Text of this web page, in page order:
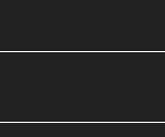
務所・オフィス
屋根改修